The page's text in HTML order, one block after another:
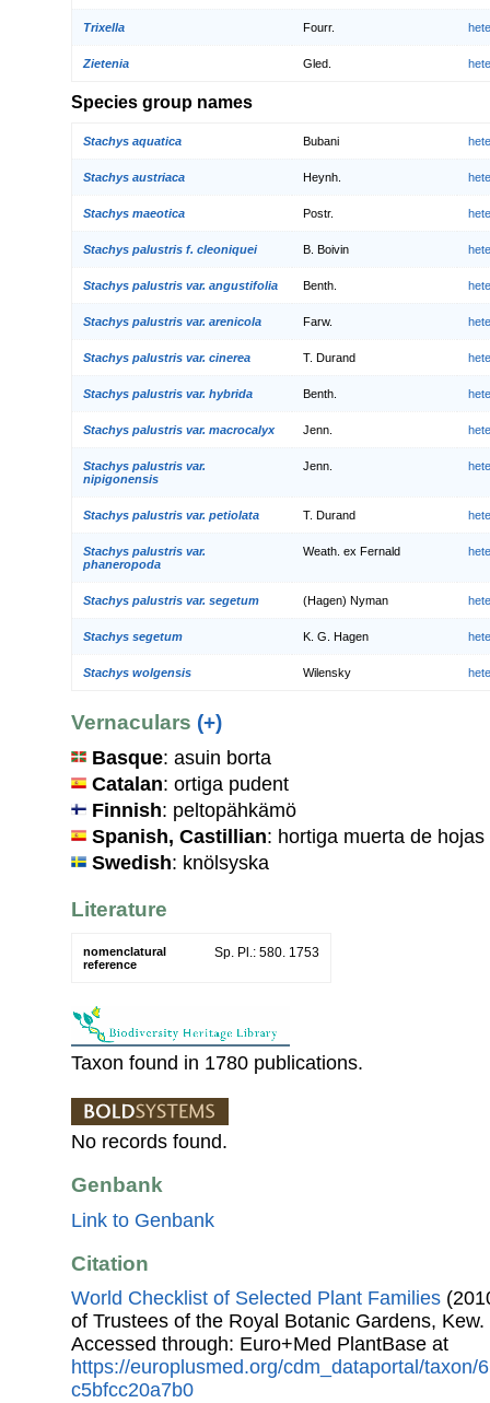
Trixella Fourr.
Zietenia Gled.
Species group names
Stachys aquatica Bubani
Stachys austriaca Heynh.
Stachys maeotica Postr.
Stachys palustris f. cleoniquei B. Boivin
Stachys palustris var. angustifolia Benth.
Stachys palustris var. arenicola Farw.
Stachys palustris var. cinerea T. Durand
Stachys palustris var. hybrida Benth.
Stachys palustris var. macrocalyx Jenn.
Stachys palustris var.
nipigonensis
Jenn.
Stachys palustris var. petiolata T. Durand
Stachys palustris var.
phaneropoda
Weath. ex Fernald
Stachys palustris var. segetum (Hagen) Nyman
Stachys segetum K. G. Hagen
Stachys wolgensis Wilensky
Vernaculars (+)
Basque: asuin borta
Catalan: ortiga pudent
Finnish: peltopähkämö
Spanish, Castillian: hortiga muerta de
Swedish: knölsyska
Literature
nomenclatural
reference
Sp. Pl.: 580. 1753
Taxon found in 1780 publications.
No records found.
Genbank
Link to Genbank
Citation
World Checklist of Selected Plant Families
of Trustees of the Royal Botanic Gardens, Kew.
Accessed through: Euro+Med PlantBase at
https://europlusmed.org/cdm_dataportal/taxon/
c5bfcc20a7b0